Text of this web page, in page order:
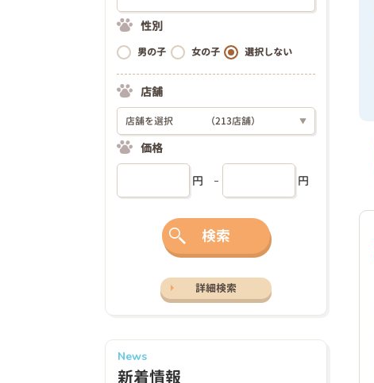
性別
男の子 女の子 選択しない
店舗
店舗を選択 （213店舗） ▼
価格
円 円
検索
詳細検索
News
新着情報